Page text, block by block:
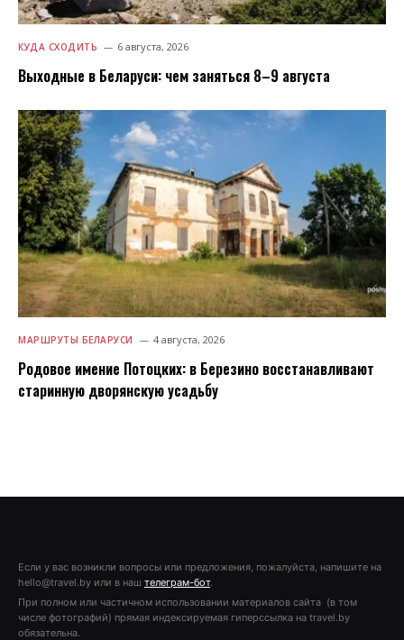
КУДА СХОДИТЬ 6 августа, 2026
Выходные в Беларуси: чем заняться 8–9 августа
МАРШРУТЫ БЕЛАРУСИ 4 августа, 2026
Родовое имение Потоцких: в Березино восстанавливают
старинную дворянскую усадьбу
Если у вас возникли вопросы или предложения, пожалуйста, напишите на
hello@travel.by или в наш телеграм-бот.
При полном или частичном использовании материалов сайта (в том
числе фотографий) прямая индексируемая гиперссылка на travel.by
обязательна.